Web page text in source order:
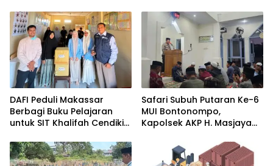
Parepare
DAFI Peduli Makassar
Berbagi Buku Pelajaran
untuk SIT Khalifah Cendikia
Maros
Safari Subuh Putaran Ke-6
MUI Bontonompo,
Kapolsek AKP H. Masjaya
Masyarakat Jaga
Kamtibmas